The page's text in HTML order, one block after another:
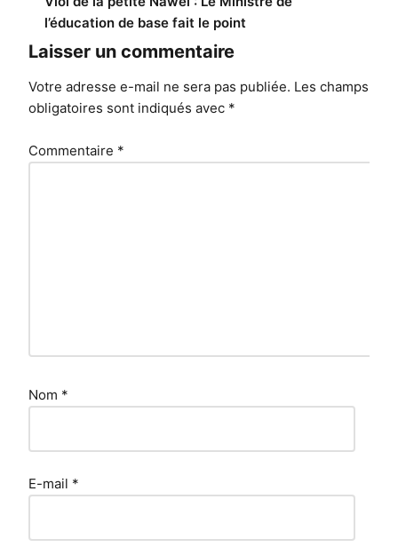
l’article
l’éducation de base fait le point
Laisser un commentaire
Votre adresse e-mail ne sera pas publiée. Les champs
obligatoires sont indiqués avec *
Commentaire *
Nom *
E-mail *